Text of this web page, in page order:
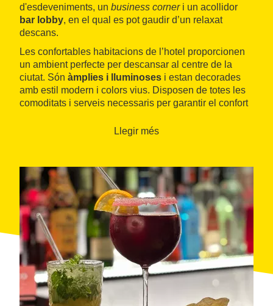
d'esdeveniments, un business corneri un acollidor
bar lobby, en el qual es pot gaudir d’un relaxat
descans.
Les confortables habitacions de l’hotel proporcionen
un ambient perfecte per descansar al centre de la
ciutat. Són àmplies i lluminoses i estan decorades
amb estil modern i colors vius. Disposen de totes les
comoditats i serveis necessaris per garantir el confort
Llegir més